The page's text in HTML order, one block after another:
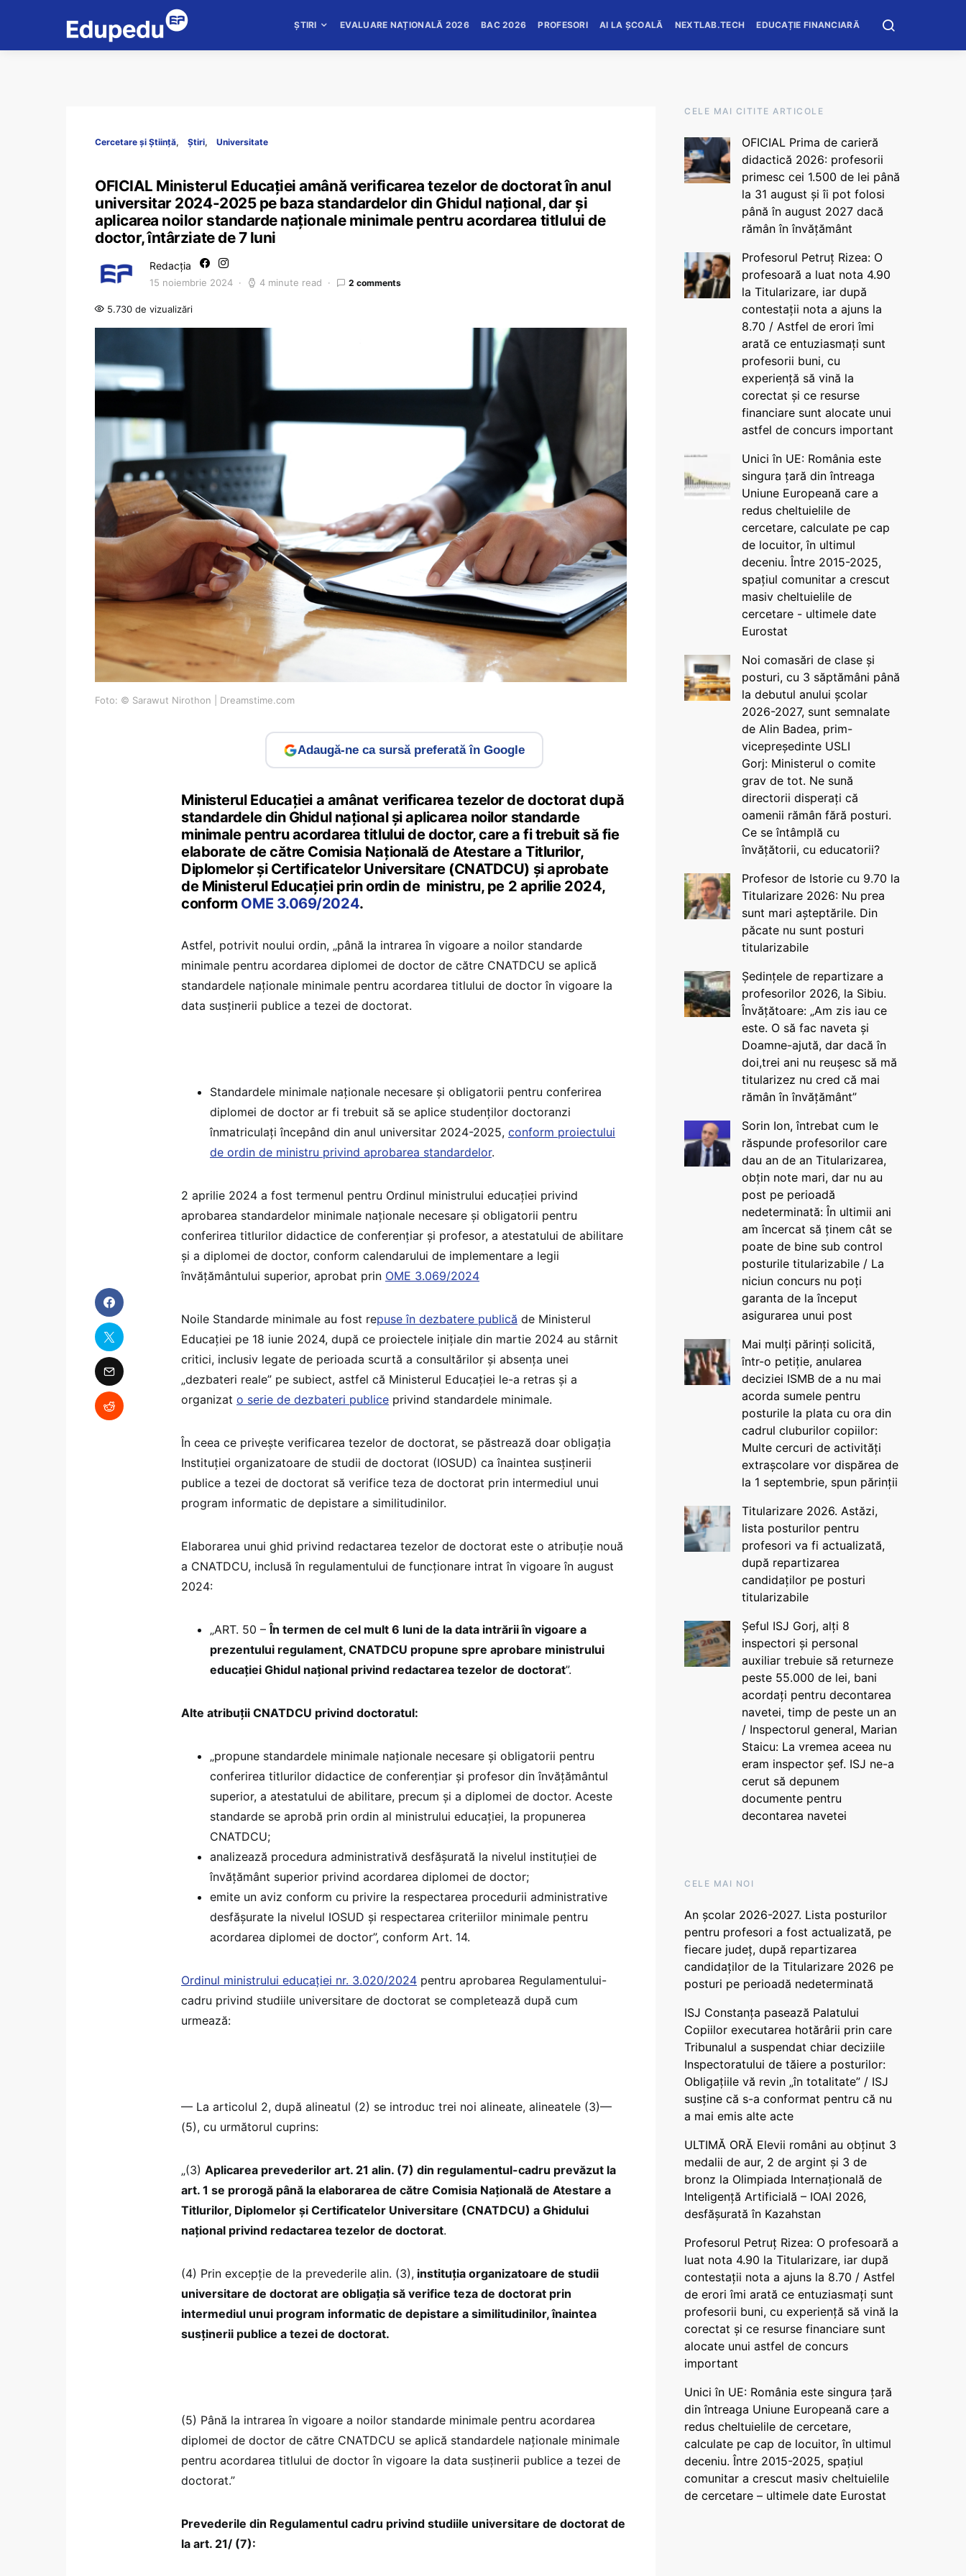
ȘTIRI EVALUARE NAȚIONALĂ 2026 BAC 2026 PROFESORI AI LA ȘCOALĂ NEXTLAB.TECH EDUCAȚIE FINANCIARĂ
Cercetare și Știință Știri Universitate
OFICIAL Ministerul Educației amână verificarea tezelor de doctorat în anul
universitar 2024-2025 pe baza standardelor din Ghidul național, dar și
aplicarea noilor standarde naționale minimale pentru acordarea titlului de
doctor, întârziate de 7 luni
Redacția
15 noiembrie 2024 4 minute read 2 comments
5.730 de vizualizări
Foto: © Sarawut Nirothon | Dreamstime.com
Adaugă-ne ca sursă preferată în Google
Ministerul Educației a amânat verificarea tezelor de doctorat după
standardele din Ghidul național și aplicarea noilor standarde
minimale pentru acordarea titlului de doctor, care a fi trebuit să fie
elaborate de către Comisia Națională de Atestare a Titlurilor,
Diplomelor și Certificatelor Universitare (CNATDCU) și aprobate
de Ministerul Educației prin ordin de ministru, pe 2 aprilie 2024,
conform OME 3.069/2024.
Astfel, potrivit noului ordin, „până la intrarea în vigoare a noilor standarde
minimale pentru acordarea diplomei de doctor de către CNATDCU se aplică
standardele naționale minimale pentru acordarea titlului de doctor în vigoare la
data susținerii publice a tezei de doctorat.
Standardele minimale naţionale necesare şi obligatorii pentru conferirea
diplomei de doctor ar fi trebuit să se aplice studenților doctoranzi
înmatriculați începând din anul universitar 2024-2025, conform proiectului
de ordin de ministru privind aprobarea standardelor.
2 aprilie 2024 a fost termenul pentru Ordinul ministrului educației privind
aprobarea standardelor minimale naționale necesare și obligatorii pentru
conferirea titlurilor didactice de conferențiar și profesor, a atestatului de abilitare
și a diplomei de doctor, conform calendarului de implementare a legii
învățământului superior, aprobat prin OME 3.069/2024
Noile Standarde minimale au fost repuse în dezbatere publică de Ministerul
Educației pe 18 iunie 2024, după ce proiectele inițiale din martie 2024 au stârnit
critici, inclusiv legate de perioada scurtă a consultărilor și absența unei
„dezbateri reale” pe subiect, astfel că Ministerul Educației le-a retras și a
organizat o serie de dezbateri publice privind standardele minimale.
În ceea ce privește verificarea tezelor de doctorat, se păstrează doar obligația
Instituției organizatoare de studii de doctorat (IOSUD) ca înaintea susținerii
publice a tezei de doctorat să verifice teza de doctorat prin intermediul unui
program informatic de depistare a similitudinilor.
Elaborarea unui ghid privind redactarea tezelor de doctorat este o atribuție nouă
a CNATDCU, inclusă în regulamentului de funcționare intrat în vigoare în august
2024:
„ART. 50 –În termen de cel mult 6 luni de la data intrării în vigoare a
prezentului regulament, CNATDCU propune spre aprobare ministrului
educației Ghidul național privind redactarea tezelor de doctorat”.
Alte atribuții CNATDCU privind doctoratul:
„propune standardele minimale naționale necesare și obligatorii pentru
conferirea titlurilor didactice de conferențiar și profesor din învățământul
superior, a atestatului de abilitare, precum și a diplomei de doctor. Aceste
standarde se aprobă prin ordin al ministrului educației, la propunerea
CNATDCU;
analizează procedura administrativă desfășurată la nivelul instituției de
învățământ superior privind acordarea diplomei de doctor;
emite un aviz conform cu privire la respectarea procedurii administrative
desfășurate la nivelul IOSUD și respectarea criteriilor minimale pentru
acordarea diplomei de doctor”, conform Art. 14.
Ordinul ministrului educației nr. 3.020/2024 pentru aprobarea Regulamentului-
cadru privind studiile universitare de doctorat se completează după cum
urmează:
— La articolul 2, după alineatul (2) se introduc trei noi alineate, alineatele (3)—
(5), cu următorul cuprins:
„(3) Aplicarea prevederilor art. 21 alin. (7) din regulamentul-cadru prevăzut la
art. 1 se prorogă până la elaborarea de către Comisia Națională de Atestare a
Titlurilor, Diplomelor și Certificatelor Universitare (CNATDCU) a Ghidului
național privind redactarea tezelor de doctorat.
(4) Prin excepție de la prevederile alin. (3), instituția organizatoare de studii
universitare de doctorat are obligația să verifice teza de doctorat prin
intermediul unui program informatic de depistare a similitudinilor, înaintea
susținerii publice a tezei de doctorat.
(5) Până la intrarea în vigoare a noilor standarde minimale pentru acordarea
diplomei de doctor de către CNATDCU se aplică standardele naționale minimale
pentru acordarea titlului de doctor în vigoare la data susținerii publice a tezei de
doctorat.”
Prevederile din Regulamentul cadru privind studiile universitare de doctorat de
la art. 21/ (7):
CELE MAI CITITE ARTICOLE
OFICIAL Prima de carieră
didactică 2026: profesorii
primesc cei 1.500 de lei până
la 31 august și îi pot folosi
până în august 2027 dacă
rămân în învățământ
Profesorul Petruț Rizea: O
profesoară a luat nota 4.90
la Titularizare, iar după
contestații nota a ajuns la
8.70 / Astfel de erori îmi
arată ce entuziasmați sunt
profesorii buni, cu
experiență să vină la
corectat și ce resurse
financiare sunt alocate unui
astfel de concurs important
Unici în UE: România este
singura țară din întreaga
Uniune Europeană care a
redus cheltuielile de
cercetare, calculate pe cap
de locuitor, în ultimul
deceniu. Între 2015-2025,
spațiul comunitar a crescut
masiv cheltuielile de
cercetare - ultimele date
Eurostat
Noi comasări de clase și
posturi, cu 3 săptămâni până
la debutul anului școlar
2026-2027, sunt semnalate
de Alin Badea, prim-
vicepreședinte USLI
Gorj: Ministerul o comite
grav de tot. Ne sună
directorii disperați că
oamenii rămân fără posturi.
Ce se întâmplă cu
învățătorii, cu educatorii?
Profesor de Istorie cu 9.70 la
Titularizare 2026: Nu prea
sunt mari așteptările. Din
păcate nu sunt posturi
titularizabile
Ședințele de repartizare a
profesorilor 2026, la Sibiu.
Învățătoare: „Am zis iau ce
este. O să fac naveta și
Doamne-ajută, dar dacă în
doi,trei ani nu reușesc să mă
titularizez nu cred că mai
rămân în învățământ”
Sorin Ion, întrebat cum le
răspunde profesorilor care
dau an de an Titularizarea,
obțin note mari, dar nu au
post pe perioadă
nedeterminată: În ultimii ani
am încercat să ținem cât se
poate de bine sub control
posturile titularizabile / La
niciun concurs nu poți
garanta de la început
asigurarea unui post
Mai mulți părinți solicită,
într-o petiție, anularea
deciziei ISMB de a nu mai
acorda sumele pentru
posturile la plata cu ora din
cadrul cluburilor copiilor:
Multe cercuri de activități
extrașcolare vor dispărea de
la 1 septembrie, spun părinții
Titularizare 2026. Astăzi,
lista posturilor pentru
profesori va fi actualizată,
după repartizarea
candidaților pe posturi
titularizabile
Șeful ISJ Gorj, alți 8
inspectori și personal
auxiliar trebuie să returneze
peste 55.000 de lei, bani
acordați pentru decontarea
navetei, timp de peste un an
/ Inspectorul general, Marian
Staicu: La vremea aceea nu
eram inspector șef. ISJ ne-a
cerut să depunem
documente pentru
decontarea navetei
CELE MAI NOI
An școlar 2026-2027. Lista posturilor
pentru profesori a fost actualizată, pe
fiecare județ, după repartizarea
candidaților de la Titularizare 2026 pe
posturi pe perioadă nedeterminată
ISJ Constanța pasează Palatului
Copiilor executarea hotărârii prin care
Tribunalul a suspendat chiar deciziile
Inspectoratului de tăiere a posturilor:
Obligațiile vă revin „în totalitate” / ISJ
susține că s-a conformat pentru că nu
a mai emis alte acte
ULTIMĂ ORĂ Elevii români au obținut 3
medalii de aur, 2 de argint și 3 de
bronz la Olimpiada Internațională de
Inteligență Artificială – IOAI 2026,
desfășurată în Kazahstan
Profesorul Petruț Rizea: O profesoară a
luat nota 4.90 la Titularizare, iar după
contestații nota a ajuns la 8.70 / Astfel
de erori îmi arată ce entuziasmați sunt
profesorii buni, cu experiență să vină la
corectat și ce resurse financiare sunt
alocate unui astfel de concurs
important
Unici în UE: România este singura țară
din întreaga Uniune Europeană care a
redus cheltuielile de cercetare,
calculate pe cap de locuitor, în ultimul
deceniu. Între 2015-2025, spațiul
comunitar a crescut masiv cheltuielile
de cercetare – ultimele date Eurostat